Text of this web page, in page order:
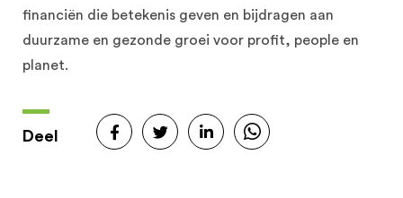
financiën die betekenis geven en bijdragen aan
duurzame en gezonde groei voor profit, people en
planet.
Deel